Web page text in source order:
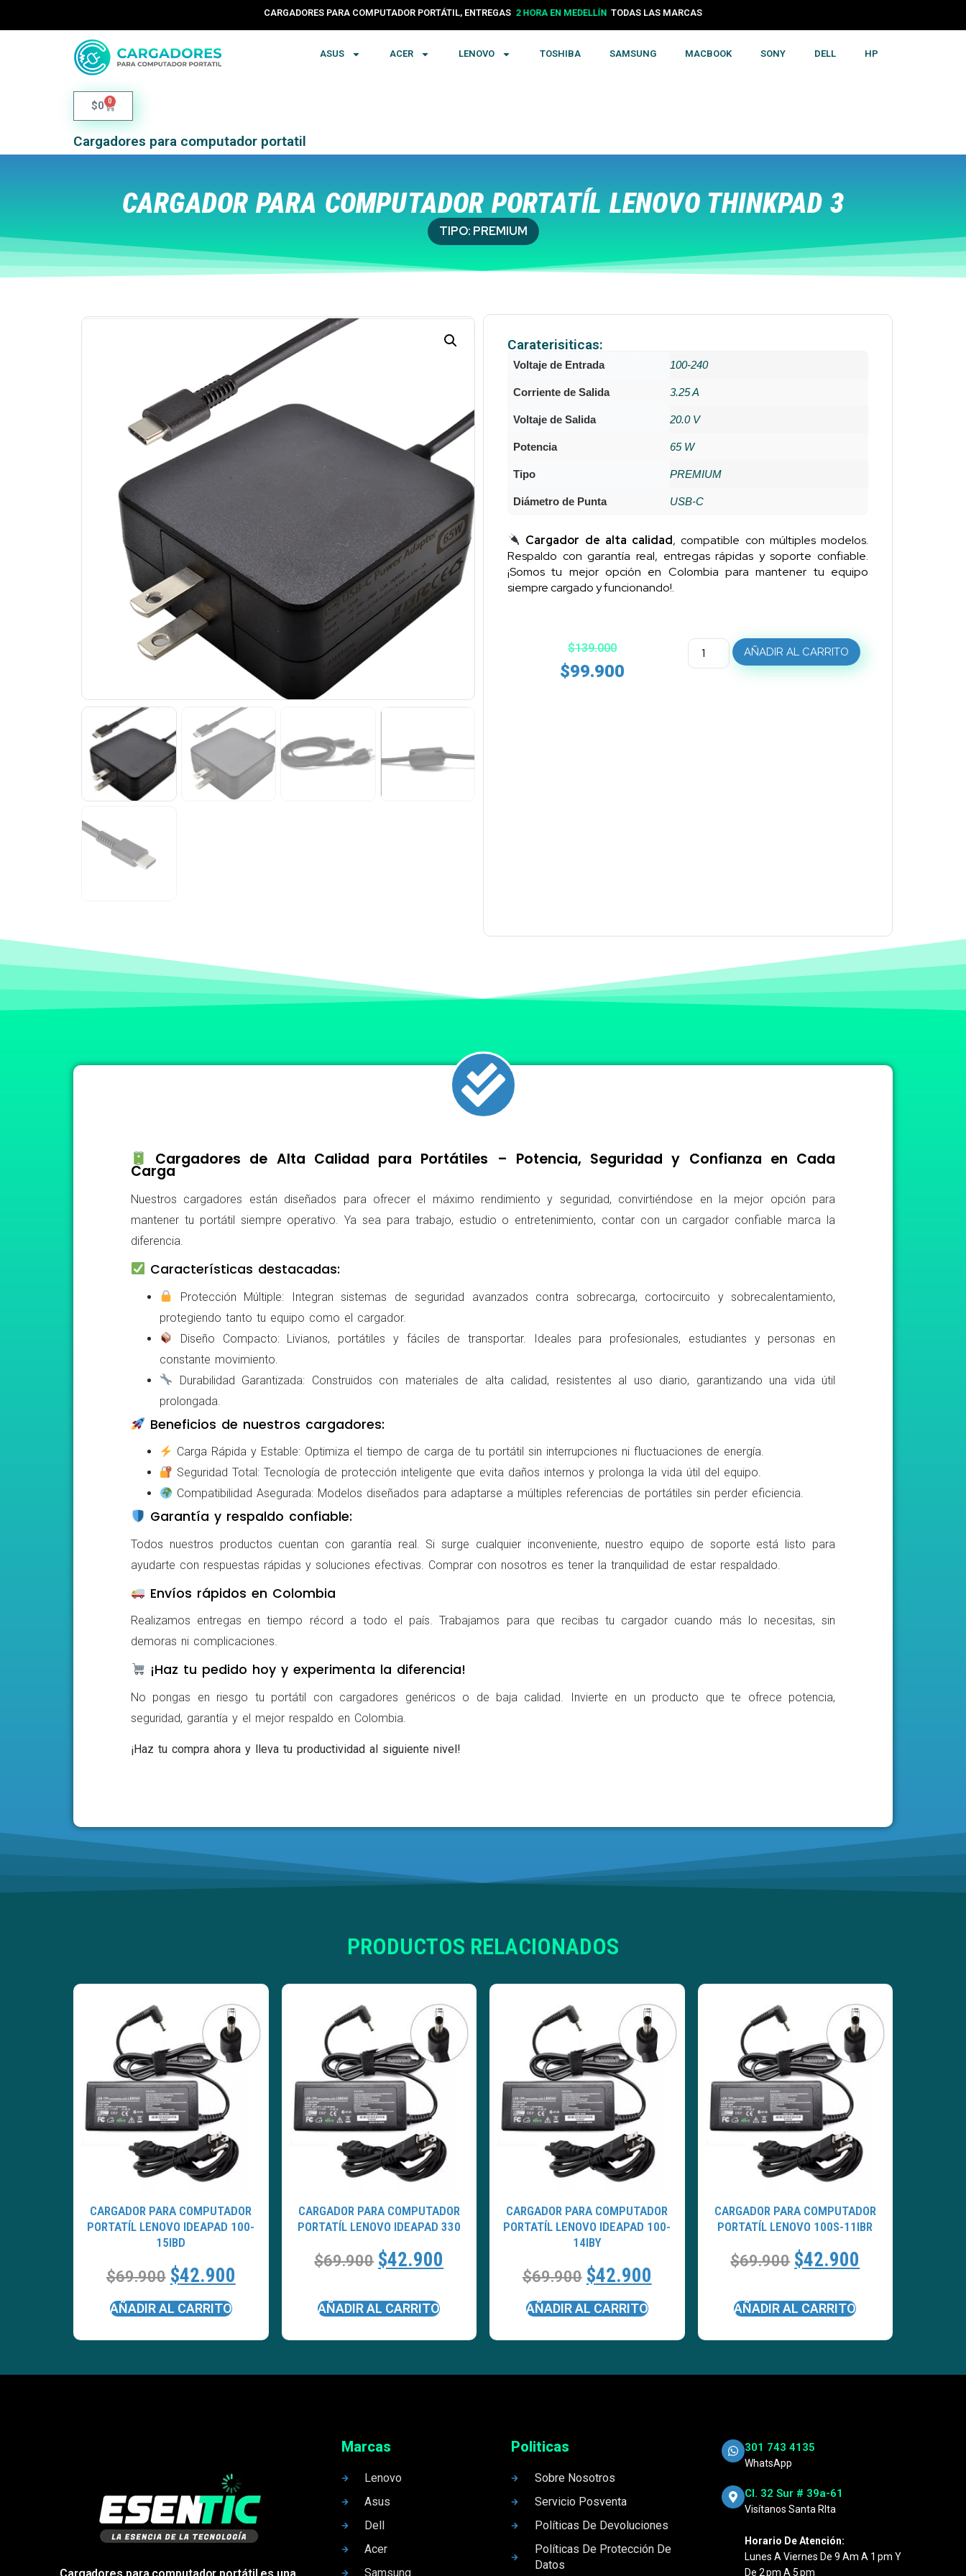
CARGADORES PARA COMPUTADOR PORTÁTIL, ENTREGAS 24 HORAS EN COLOMBIA TODAS LAS MARCAS
ASUS ACER LENOVO TOSHIBA SAMSUNG MACBOOK SONY DELL HP
$0 0
Cargadores para computador portatil
CARGADOR PARA COMPUTADOR PORTATÍL LENOVO THINKPAD 3
TIPO: PREMIUM
Caraterisiticas:
Voltaje de Entrada 100-240
Corriente de Salida 3.25 A
Voltaje de Salida 20.0 V
Potencia 65 W
Tipo PREMIUM
Diámetro de Punta USB-C
Cargador de alta calidad, compatible con múltiples modelos.
Respaldo con garantía real, entregas rápidas y soporte confiable.
¡Somos tu mejor opción en Colombia para mantener tu equipo
siempre cargado y funcionando!.
$139.000
$99.900
AÑADIR AL CARRITO
Cargadores de Alta Calidad para Portátiles – Potencia, Seguridad y Confianza en Cada
Carga
Nuestros cargadores están diseñados para ofrecer el máximo rendimiento y seguridad, convirtiéndose en la mejor opción para
mantener tu portátil siempre operativo. Ya sea para trabajo, estudio o entretenimiento, contar con un cargador confiable marca la
diferencia.
Características destacadas:
Protección Múltiple: Integran sistemas de seguridad avanzados contra sobrecarga, cortocircuito y sobrecalentamiento,
protegiendo tanto tu equipo como el cargador.
Diseño Compacto: Livianos, portátiles y fáciles de transportar. Ideales para profesionales, estudiantes y personas en
constante movimiento.
Durabilidad Garantizada: Construidos con materiales de alta calidad, resistentes al uso diario, garantizando una vida útil
prolongada.
Beneficios de nuestros cargadores:
Carga Rápida y Estable: Optimiza el tiempo de carga de tu portátil sin interrupciones ni fluctuaciones de energía.
Seguridad Total: Tecnología de protección inteligente que evita daños internos y prolonga la vida útil del equipo.
Compatibilidad Asegurada: Modelos diseñados para adaptarse a múltiples referencias de portátiles sin perder eficiencia.
Garantía y respaldo confiable:
Todos nuestros productos cuentan con garantía real. Si surge cualquier inconveniente, nuestro equipo de soporte está listo para
ayudarte con respuestas rápidas y soluciones efectivas. Comprar con nosotros es tener la tranquilidad de estar respaldado.
Envíos rápidos en Colombia
Realizamos entregas en tiempo récord a todo el país. Trabajamos para que recibas tu cargador cuando más lo necesitas, sin
demoras ni complicaciones.
¡Haz tu pedido hoy y experimenta la diferencia!
No pongas en riesgo tu portátil con cargadores genéricos o de baja calidad. Invierte en un producto que te ofrece potencia,
seguridad, garantía y el mejor respaldo en Colombia.
¡Haz tu compra ahora y lleva tu productividad al siguiente nivel!
PRODUCTOS RELACIONADOS
CARGADOR PARA COMPUTADOR
PORTATÍL LENOVO IDEAPAD 100-
15IBD
$69.900 $42.900
AÑADIR AL CARRITO
CARGADOR PARA COMPUTADOR
PORTATÍL LENOVO IDEAPAD 330
$69.900 $42.900
AÑADIR AL CARRITO
CARGADOR PARA COMPUTADOR
PORTATÍL LENOVO IDEAPAD 100-
14IBY
$69.900 $42.900
AÑADIR AL CARRITO
CARGADOR PARA COMPUTADOR
PORTATÍL LENOVO 100S-11IBR
$69.900 $42.900
AÑADIR AL CARRITO
Cargadores para computador portátil es una
Marcas
Lenovo
Asus
Dell
Acer
Samsung
Politicas
Sobre Nosotros
Servicio Posventa
Políticas De Devoluciones
Políticas De Protección De
Datos
301 743 4135
WhatsApp
Cl. 32 Sur # 39a-61
Visítanos Santa RIta
Horario De Atención:
Lunes A Viernes De 9 Am A 1 Pm Y
De 2 Pm A 5 Pm